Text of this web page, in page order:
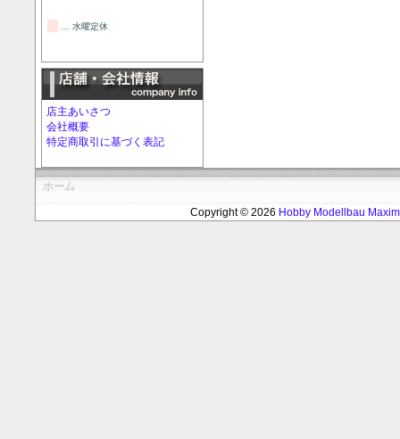
… 水曜定休
店主あいさつ
会社概要
特定商取引に基づく表記
ホーム
Copyright © 2026 Hobby Modellbau